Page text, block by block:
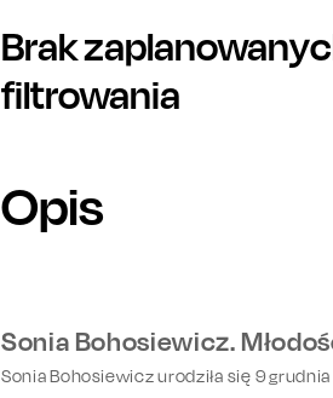
Brak
filtrowania
Opis
Sonia Bohosiewicz.
Sonia Bohosiewicz urodziła się 9